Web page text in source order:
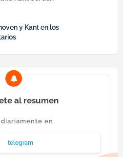
y Kant en los
al resumen
en
telegram